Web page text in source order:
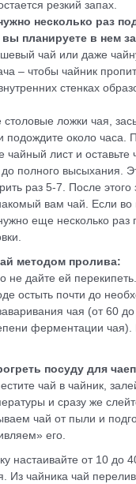
резкий запах.
несколько раз
планируете в нем
чай или даже
– чтобы чайник
стенках
ложки чая,
подождите около часа.
чайный лист и оставьте
полного высыхания.
раз 5-7. После этого
вам чай. Если во
еще несколько раз
методом пролива:
не дайте ей
остыть почти до
чая (от 60 до
ферментации
посуду для
чай в чайник,
и сразу же
чай от пыли и
его.
настаивайте от 10 до
Из чайника чай